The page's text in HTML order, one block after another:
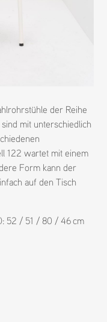
der Reihe
mit unterschiedlich
122 wartet mit einem
Form kann der
auf den Tisch
52 / 51 / 80 / 46 cm